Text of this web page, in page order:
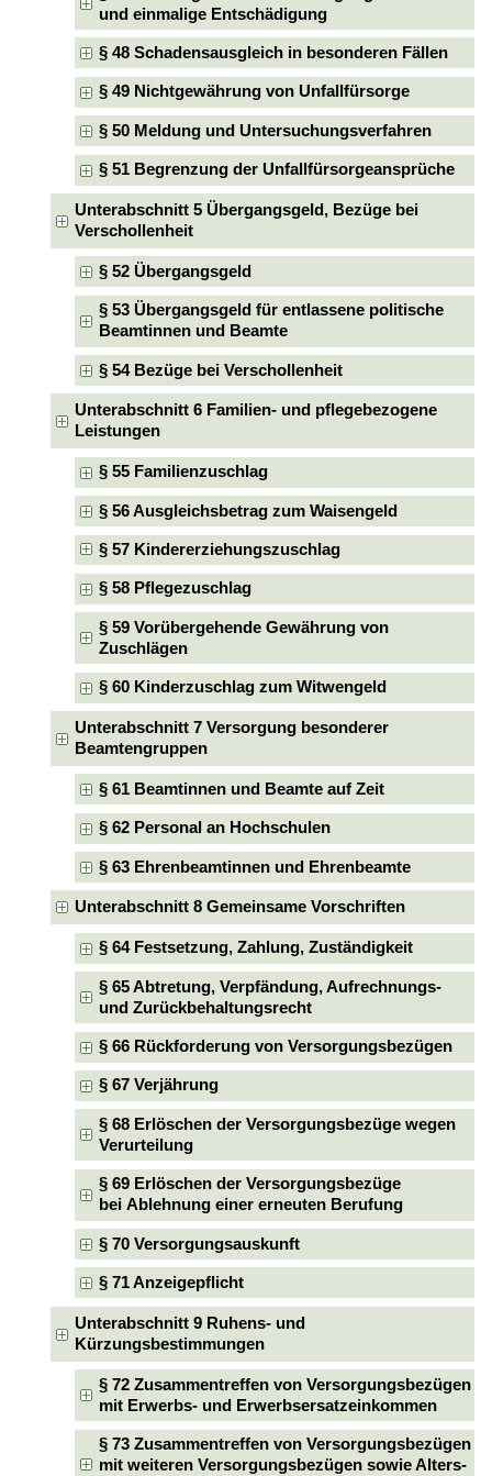
und einmalige Entschädigung
§ 48 Schadensausgleich in besonderen Fällen
§ 49 Nichtgewährung von Unfallfürsorge
§ 50 Meldung und Untersuchungsverfahren
§ 51 Begrenzung der Unfallfürsorgeansprüche
Unterabschnitt 5 Übergangsgeld, Bezüge bei
Verschollenheit
§ 52 Übergangsgeld
§ 53 Übergangsgeld für entlassene politische
Beamtinnen und Beamte
§ 54 Bezüge bei Verschollenheit
Unterabschnitt 6 Familien- und pflegebezogene
Leistungen
§ 55 Familienzuschlag
§ 56 Ausgleichsbetrag zum Waisengeld
§ 57 Kindererziehungszuschlag
§ 58 Pflegezuschlag
§ 59 Vorübergehende Gewährung von
Zuschlägen
§ 60 Kinderzuschlag zum Witwengeld
Unterabschnitt 7 Versorgung besonderer
Beamtengruppen
§ 61 Beamtinnen und Beamte auf Zeit
§ 62 Personal an Hochschulen
§ 63 Ehrenbeamtinnen und Ehrenbeamte
Unterabschnitt 8 Gemeinsame Vorschriften
§ 64 Festsetzung, Zahlung, Zuständigkeit
§ 65 Abtretung, Verpfändung, Aufrechnungs-
und Zurückbehaltungsrecht
§ 66 Rückforderung von Versorgungsbezügen
§ 67 Verjährung
§ 68 Erlöschen der Versorgungsbezüge wegen
Verurteilung
§ 69 Erlöschen der Versorgungsbezüge
bei Ablehnung einer erneuten Berufung
§ 70 Versorgungsauskunft
§ 71 Anzeigepflicht
Unterabschnitt 9 Ruhens- und
Kürzungsbestimmungen
§ 72 Zusammentreffen von Versorgungsbezügen
mit Erwerbs- und Erwerbsersatzeinkommen
§ 73 Zusammentreffen von Versorgungsbezügen
mit weiteren Versorgungsbezügen sowie Alters-